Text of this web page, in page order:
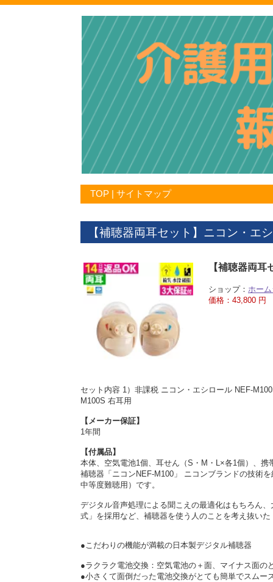
TOP | サイトマップ
【補聴器両耳セット】ニコン・エ
【補聴器両
ショップ： ホー
価格：43,800 円
セット内容 1）非課税 ニコン・エシロール NEF-
M100S 右耳用
【メーカー保証】
1年間
【付属品】
本体、空気電池1個、耳せん（S・M・L×各1個）、
補聴器「ニコンNEF-M100」 ニコンブランドの技術
中等度難聴用）です。
デジタル音声処理による聞こえの最適化はもちろん
式」を採用など、補聴器を使う人のことを考え抜い
●こだわりの機能が満載の日本製デジタル補聴器
●ラクラク電池交換：空気電池の＋面、マイナス面の
●小さくて面倒だった電池交換がとても簡単でスム